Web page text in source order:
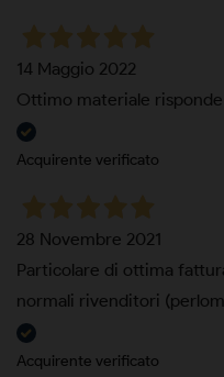
14 Maggio 2022
Ottimo materiale
Acquirente verificato
28 Novembre 2021
Particolare di ottima
normali rivenditori
Acquirente verificato